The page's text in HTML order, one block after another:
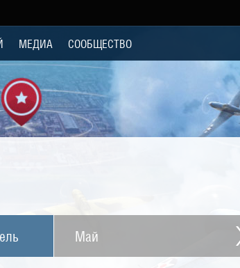
МЕДИА СООБЩЕСТВО
Май